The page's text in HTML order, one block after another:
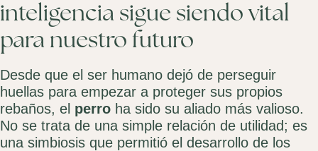
inteligencia sigue siendo vital
para nuestro futuro
Desde que el ser humano dejó de perseguir
huellas para empezar a proteger sus propios
rebaños, el perro ha sido su aliado más valioso.
No se trata de una simple relación de utilidad; es
una simbiosis que permitió el desarrollo de los